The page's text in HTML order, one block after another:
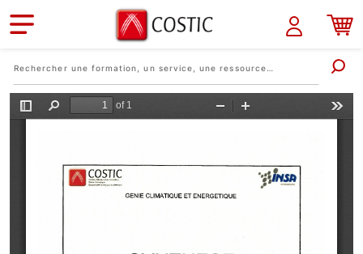
Aller au contenu principal